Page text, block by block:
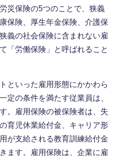
災保険の5つのことで、狭義
保険、厚生年金保険、介護保
義の社会保険に含まれない雇
「労働保険」と呼ばれること
といった雇用形態にかかわら
定の条件を満たす従業員は、
。雇用保険の被保険者は、失
育児休業給付金、キャリア形
が支給される教育訓練給付金
ます。雇用保険は、企業に雇